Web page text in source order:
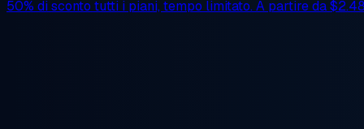
50% di sconto tutti i piani, tempo limitato. A partire da